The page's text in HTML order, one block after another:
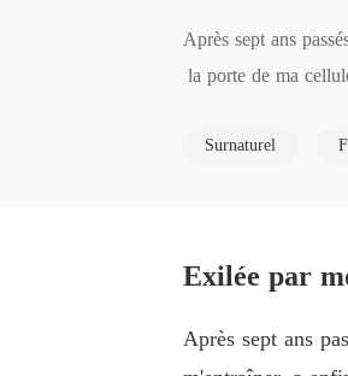
Après sept ans
la porte de ma
Il a annoncé que je
Cette nuit-là, blottie
Surnaturel
Exilée par
Après sept ans